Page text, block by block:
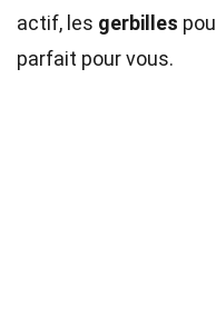
actif, les gerbilles
parfait pour vous.